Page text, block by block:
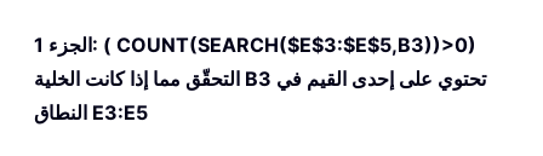
الجزء 1: ( COUNT(SEARCH($E$3:$E$5,B3))>0)
التحقّق مما إذا كانت الخلية B3 تحتوي على إحدى القيم في
النطاق E3:E5